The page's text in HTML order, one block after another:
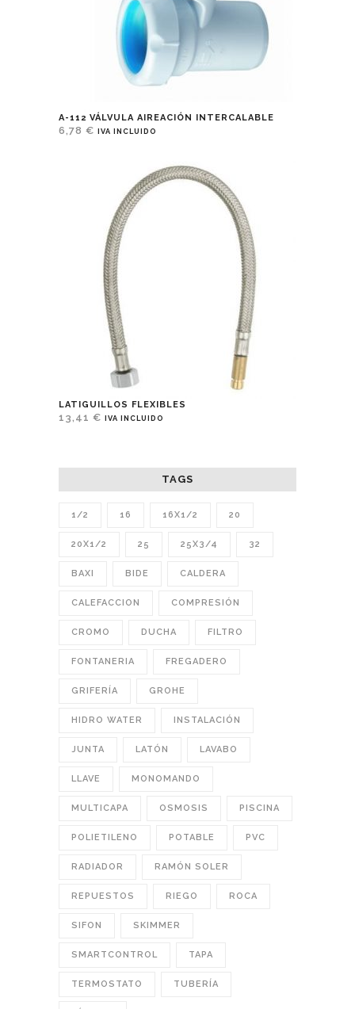
A-112 VÁLVULA AIREACIÓN INTERCALABLE
6,78 € IVA INCLUIDO
LATIGUILLOS FLEXIBLES
13,41 € IVA INCLUIDO
TAGS
1/2 16 16X1/2 20
20X1/2 25 25X3/4 32
BAXI BIDE CALDERA
CALEFACCION COMPRESIÓN
CROMO DUCHA FILTRO
FONTANERIA FREGADERO
GRIFERÍA GROHE
HIDRO WATER INSTALACIÓN
JUNTA LATÓN LAVABO
LLAVE MONOMANDO
MULTICAPA OSMOSIS PISCINA
POLIETILENO POTABLE PVC
RADIADOR RAMÓN SOLER
REPUESTOS RIEGO ROCA
SIFON SKIMMER
SMARTCONTROL TAPA
TERMOSTATO TUBERÍA